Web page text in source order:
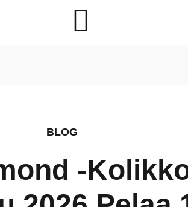
BLOG
-